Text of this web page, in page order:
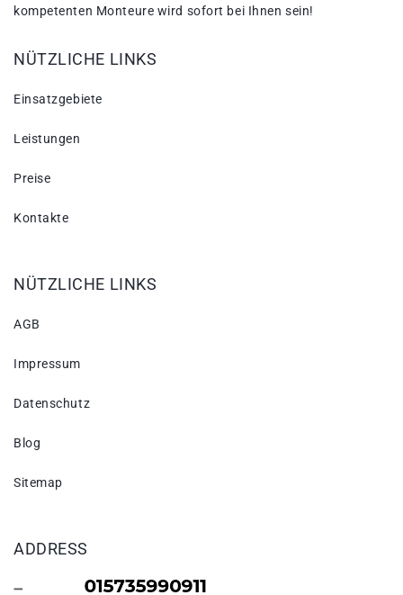
kompetenten Monteure wird sofort bei Ihnen sein!
NÜTZLICHE LINKS
Einsatzgebiete
Leistungen
Preise
Kontakte
NÜTZLICHE LINKS
AGB
Impressum
Datenschutz
Blog
Sitemap
ADDRESS